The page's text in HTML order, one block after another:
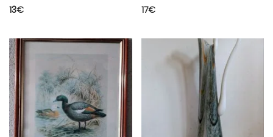
13€
17€